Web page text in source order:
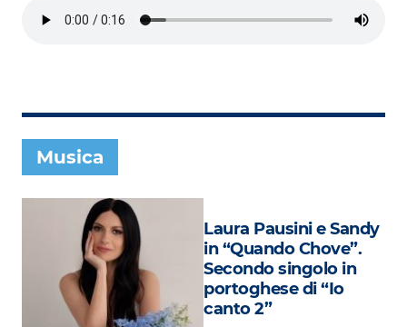
Radio Suby
Foto
Speciali
Oroscopo
Radio Subasio Music Club
Sanremo 2026
Musica
Laura Pausini e Sandy
in “Quando Chove”.
Secondo singolo in
portoghese di “Io
canto 2”